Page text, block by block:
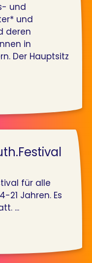
und
und
deren
in
Der Hauptsitz
für alle
21 Jahren. Es
...